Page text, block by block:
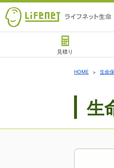
見積り
チャットサポート
HOME 生命
生